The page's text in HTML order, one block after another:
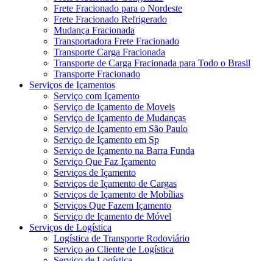
Frete Fracionado para o Nordeste
Frete Fracionado Refrigerado
Mudança Fracionada
Transportadora Frete Fracionado
Transporte Carga Fracionada
Transporte de Carga Fracionada para Todo o Brasil
Transporte Fracionado
Serviços de Içamentos
Serviço com Içamento
Serviço de Içamento de Moveis
Serviço de Içamento de Mudanças
Serviço de Içamento em São Paulo
Serviço de Içamento em Sp
Serviço de Içamento na Barra Funda
Serviço Que Faz Içamento
Serviços de Içamento
Serviços de Içamento de Cargas
Serviços de Içamento de Mobílias
Serviços Que Fazem Içamento
Serviço de Içamento de Móvel
Serviços de Logística
Logística de Transporte Rodoviário
Serviço ao Cliente de Logística